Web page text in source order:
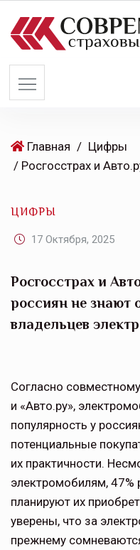
Главная / Цифры
ЦИФРЫ
17 Октября, 2025
Росгосстрах и
россиян не знают
владельцев
Согласно
и «Авто.ру»,
популярность у
потенциальные
их практичности.
электромобилям, 47%
планируют их
уверены, что за
прежнему